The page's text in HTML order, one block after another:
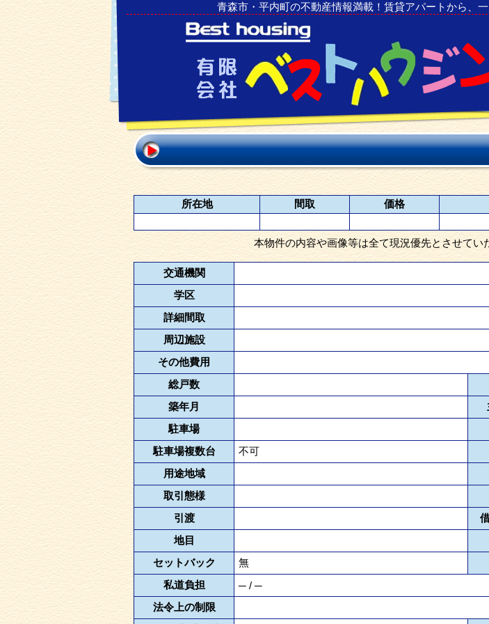
青森市・平内町の不動産情報満載！賃貸アパートから、
所在地
間取 価格
本物件の内容や画像等は全て現況優先とさせてい
交通機関
学区
詳細間取
周辺施設
その他費用
総戸数
築年月
駐車場
駐車場複数台
不可
用途地域
取引態様
引渡
地目
セットバック
無
私道負担
─ / ─
法令上の制限